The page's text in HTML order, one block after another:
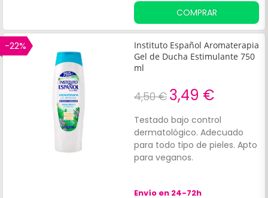
ayuda a restaurar la suavidad
y tersura.
COMPRAR
-22%
Instituto Español Aromaterapia
Gel de Ducha Estimulante 750
ml
4,50 € 3,49 €
Testado bajo control
dermatológico. Adecuado
para todo tipo de pieles. Apto
para veganos.
Envío en 24-72h